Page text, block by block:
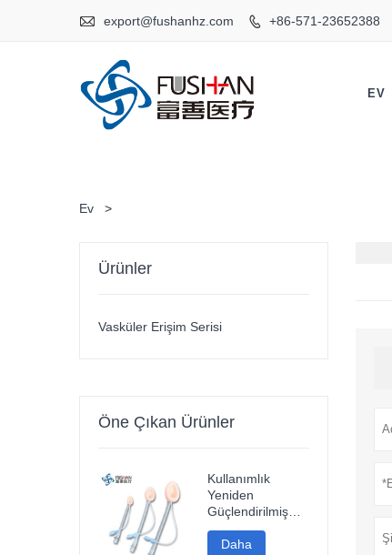
 export@fushanhz.com  +86-571-23652388
EV
Ev >
Ürünler
Vasküler Erişim Serisi
Öne Çıkan Ürünler
Kullanımlık
Yeniden
Güçlendirilmiş
Silikon Laringeal
Maske Havayolu
Daha